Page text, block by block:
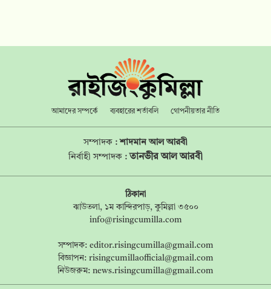
আমাদের সম্পর্কে ব্যবহারের শর্তাবলি গোপনীয়তার নীতি
সম্পাদক :শাদমান আল আরবী
নির্বাহী সম্পাদক : তানভীর আল আরবী
ঠিকানা
ঝাউতলা, ১ম কান্দিরপাড়, কুমিল্লা ৩৫০০
info@risingcumilla.com
সম্পাদক: editor.risingcumilla@gmail.com
বিজ্ঞাপন: risingcumillaofficial@gmail.com
নিউজরুম: news.risingcumilla@gmail.com